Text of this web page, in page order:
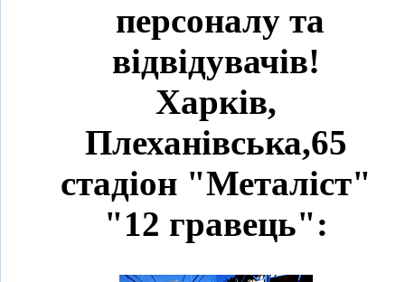
персоналу та
відвідувачів!
Харків,
Плеханівська,65
стадіон "Металіст"
"12 гравець":